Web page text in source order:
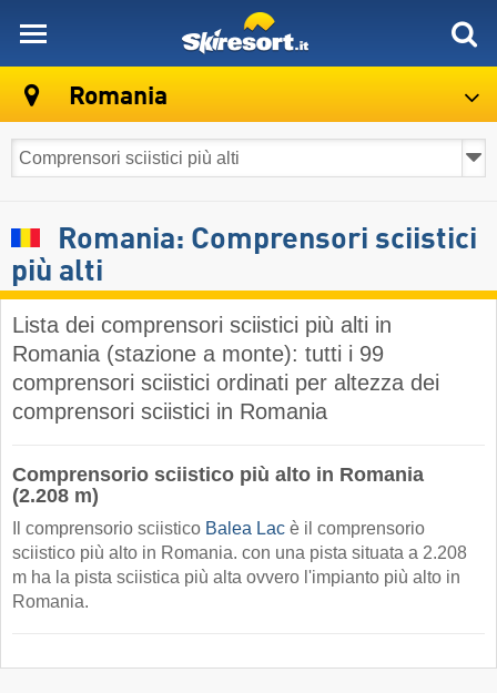
Romania
Romania: Comprensori sciistici
più alti
Lista dei comprensori sciistici più alti in
Romania (stazione a monte): tutti i 99
comprensori sciistici ordinati per altezza dei
comprensori sciistici in Romania
Comprensorio sciistico più alto in Romania
(2.208 m)
Il comprensorio sciistico Balea Lac è il comprensorio
sciistico più alto in Romania. con una pista situata a 2.208
m ha la pista sciistica più alta ovvero l'impianto più alto in
Romania.